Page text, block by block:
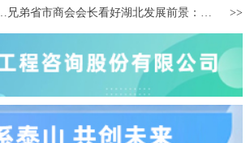
海外酒庄，体验葡萄酒制作全流程。同时，以
网络直播间进行展销。 侨博会已成为浙江承
溢出效